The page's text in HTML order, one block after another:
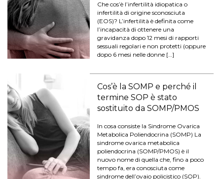
Che cos’è l’infertilità idiopatica o
infertilità di origine sconosciuta
(EOS)? L’infertilità è definita come
l’incapacità di ottenere una
gravidanza dopo 12 mesi di rapporti
sessuali regolari e non protetti (oppure
dopo 6 mesi nelle donne […]
Cos’è la SOMP e perché il
termine SOP è stato
sostituito da SOMP/PMOS
In cosa consiste la Sindrome Ovarica
Metabolica Poliendocrina (SOMP) La
sindrome ovarica metabolica
poliendocrina (SOMP/PMOS) è il
nuovo nome di quella che, fino a poco
tempo fa, era conosciuta come
sindrome dell’ovaio policistico (SOP).